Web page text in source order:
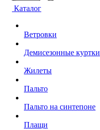
Каталог
Ветровки
Демисезонные куртки
Жилеты
Пальто
Пальто на синтепоне
Плащи